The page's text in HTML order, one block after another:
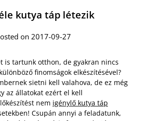
kutya táp létezik
on 2017-09-27
is tartunk otthon, de gyakran nincs
finomságok elkészítésével?
sietni kell valahova, de ez még
az állatokat ezért el kell
nem igénylő kutya táp
Csupán annyi a feladatunk,